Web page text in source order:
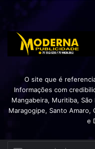
O site que é
Informações com
Mangabeira, Muritiba, São
Maragogipe, Santo Amaro,
e